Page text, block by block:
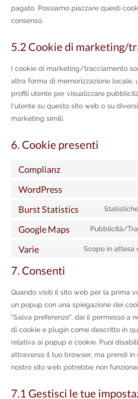
pagato. Possiamo piazzare questi
consenso.
5.2 Cookie di marketing/
I cookie di marketing/tracciamento
altra forma di memorizzazione locale,
profili utente per visualizzare
l'utente su questo sito web o su
marketing simili.
6. Cookie presenti
Complianz
WordPress
Burst Statistics
Google Maps Pubblicità/
Varie Scopo in attesa
7. Consenti
Quando visiti il sito web per la prima
un popup con una spiegazione dei
"Salva preferenze", dai il permesso a
di cookie e plugin come descritto in
relativa ai popup e cookie. Puoi
attraverso il tuo browser, ma prendi in
nostro sito web potrebbe non
7.1 Gestisci le tue